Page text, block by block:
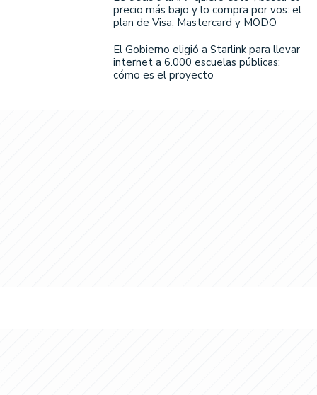
precio más bajo y lo compra por vos: el
plan de Visa, Mastercard y MODO
El Gobierno eligió a Starlink para llevar
internet a 6.000 escuelas públicas:
cómo es el proyecto